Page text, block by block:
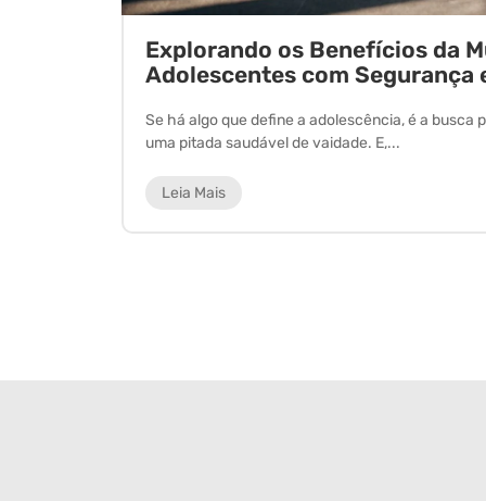
Explorando os Benefícios da
Adolescentes com Segurança
Se há algo que define a adolescência, é a busca
uma pitada saudável de vaidade. E,...
Leia Mais